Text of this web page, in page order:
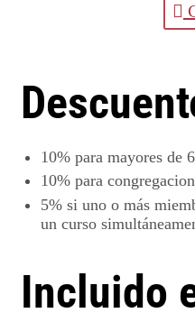
10%para mayores de
10%para
5%si uno o más
un curso
Incluido